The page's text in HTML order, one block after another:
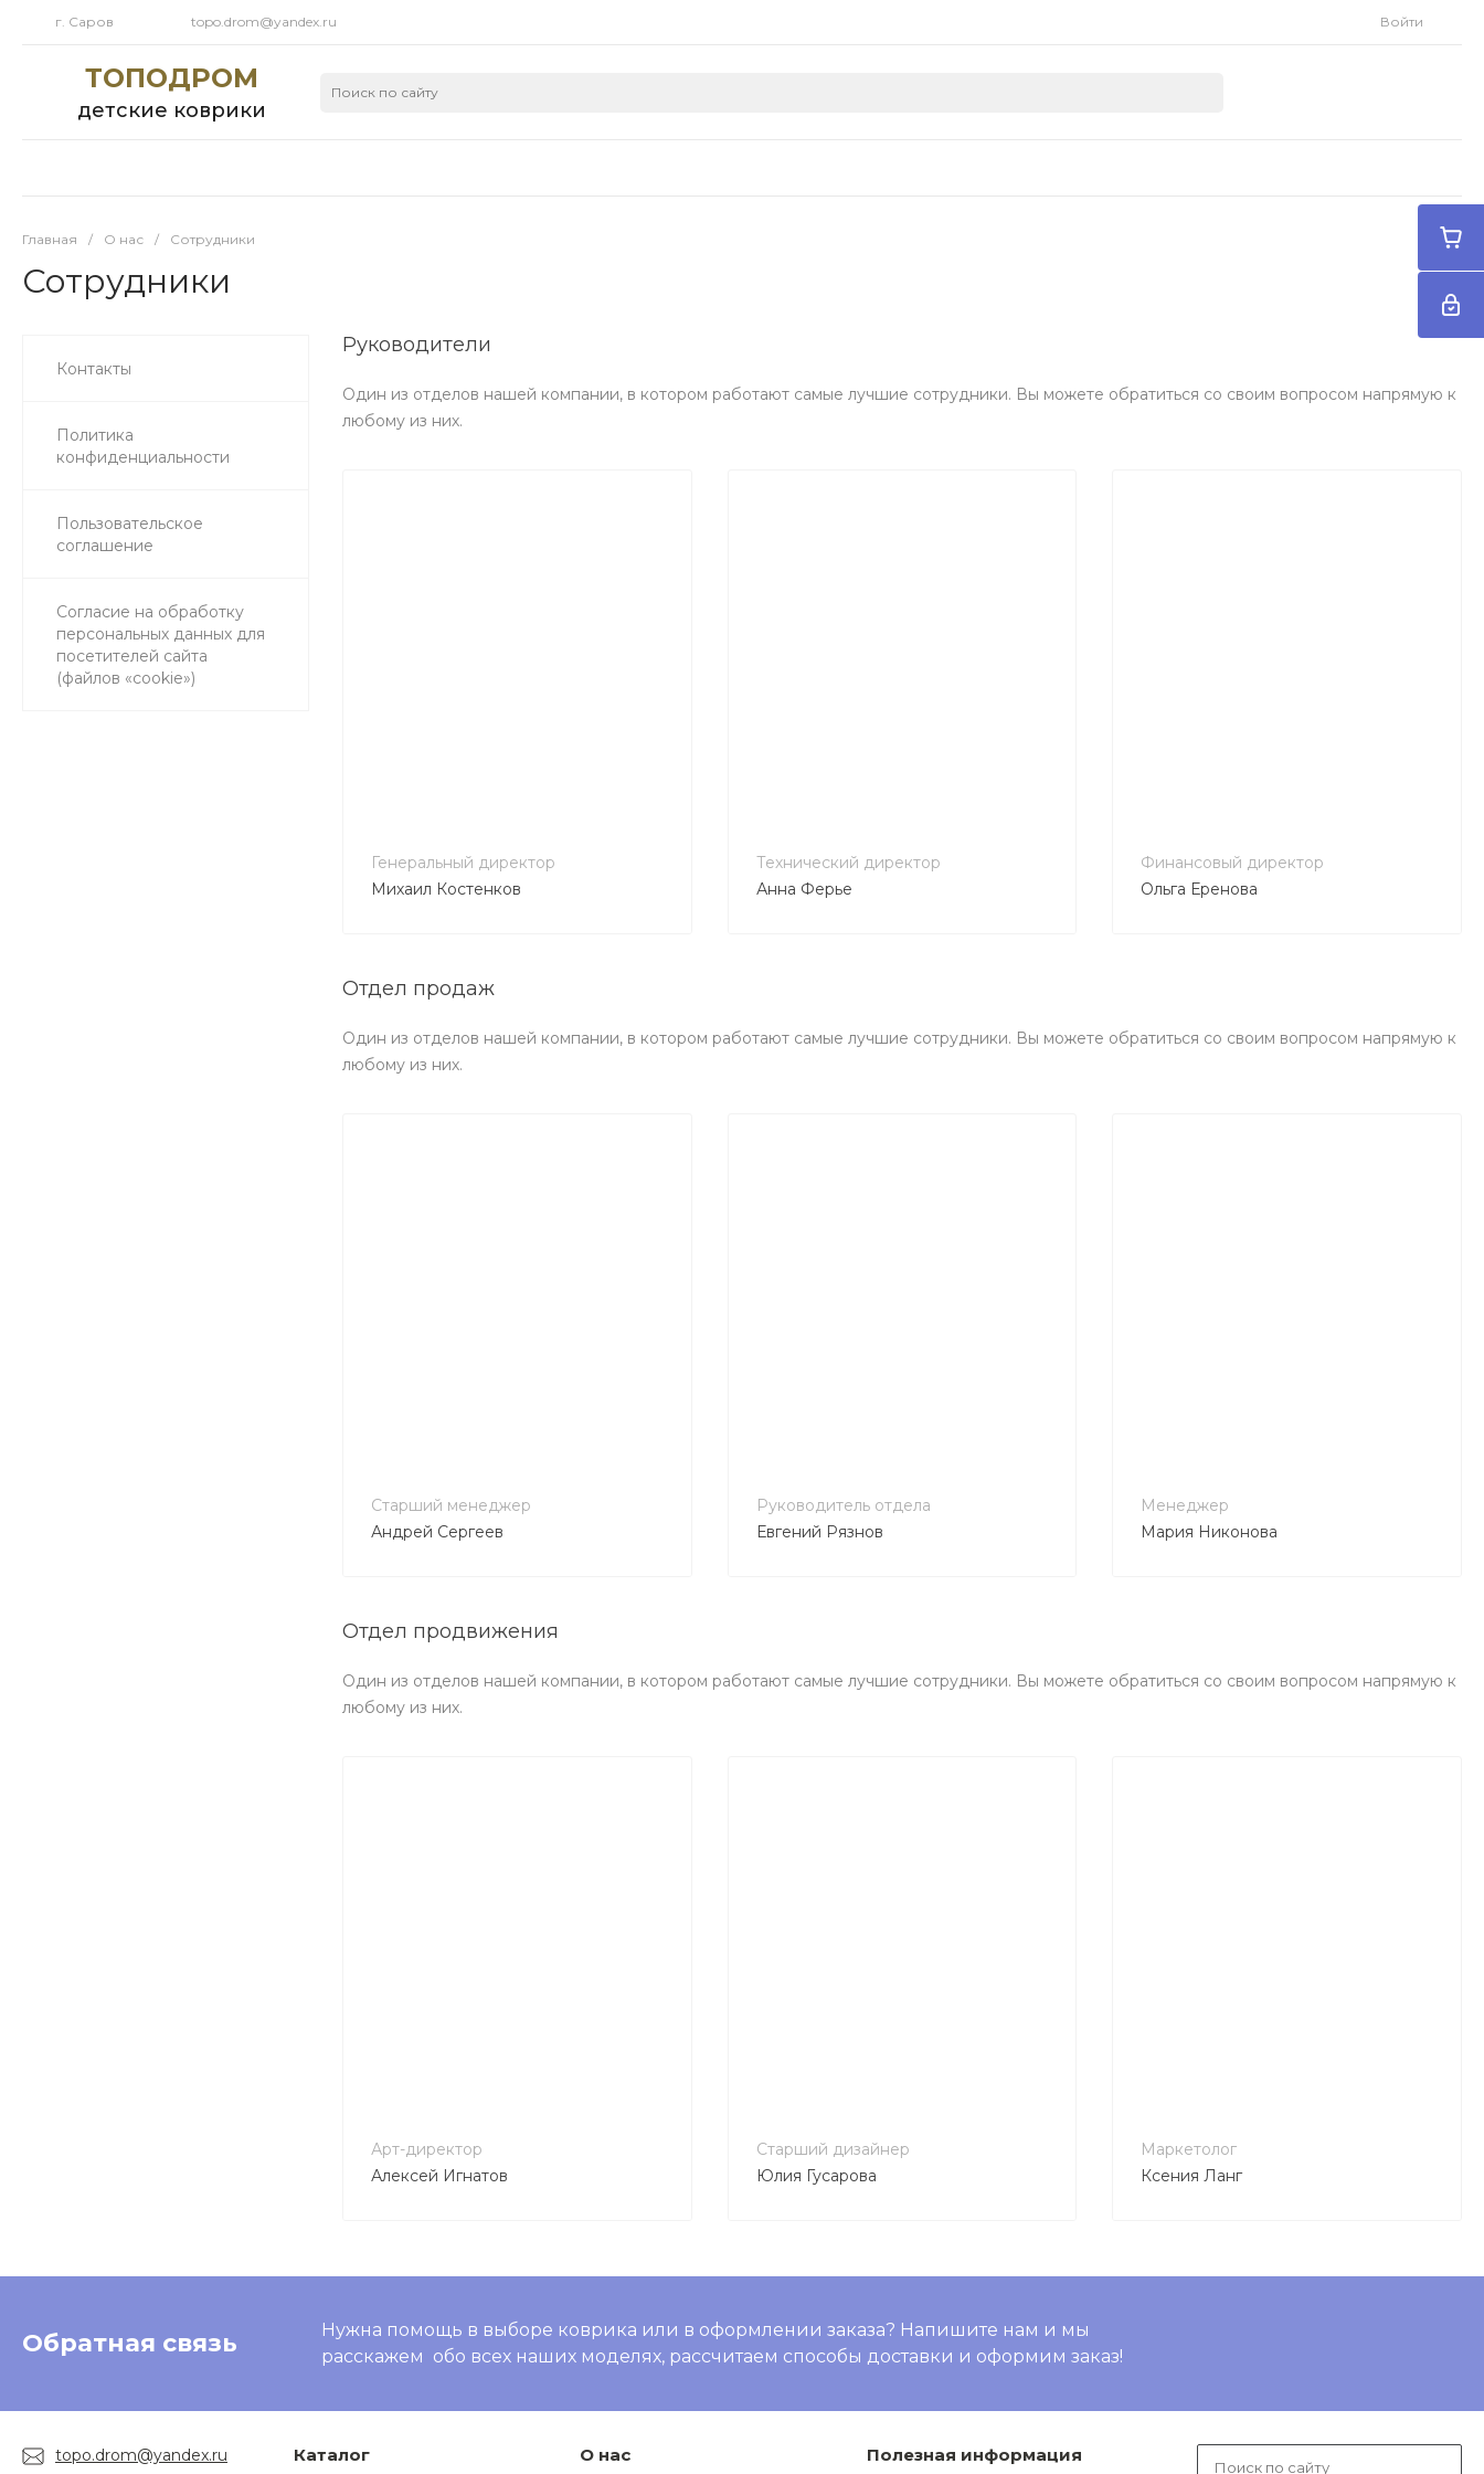
г. Саров topo.drom@yandex.ru Войти
ТОПОДРОМ
детские коврики
Главная / О нас / Сотрудники
Сотрудники
Контакты
Политика
конфиденциальности
Пользовательское
соглашение
Согласие на обработку
персональных данных для
посетителей сайта
(файлов «cookie»)
Руководители
Один из отделов нашей компании, в котором работают самые лучшие сотрудники. Вы можете обратиться со своим вопросом напрямую к
любому из них.
Генеральный директор
Михаил Костенков
Технический директор
Анна Ферье
Финансовый директор
Ольга Еренова
Отдел продаж
Один из отделов нашей компании, в котором работают самые лучшие сотрудники. Вы можете обратиться со своим вопросом напрямую к
любому из них.
Старший менеджер
Андрей Сергеев
Руководитель отдела
Евгений Рязнов
Менеджер
Мария Никонова
Отдел продвижения
Один из отделов нашей компании, в котором работают самые лучшие сотрудники. Вы можете обратиться со своим вопросом напрямую к
любому из них.
Арт-директор
Алексей Игнатов
Старший дизайнер
Юлия Гусарова
Маркетолог
Ксения Ланг
Обратная связь
Нужна помощь в выборе коврика или в оформлении заказа? Напишите нам и мы
расскажем обо всех наших моделях, рассчитаем способы доставки и оформим заказ!
topo.drom@yandex.ru Каталог О нас Полезная информация